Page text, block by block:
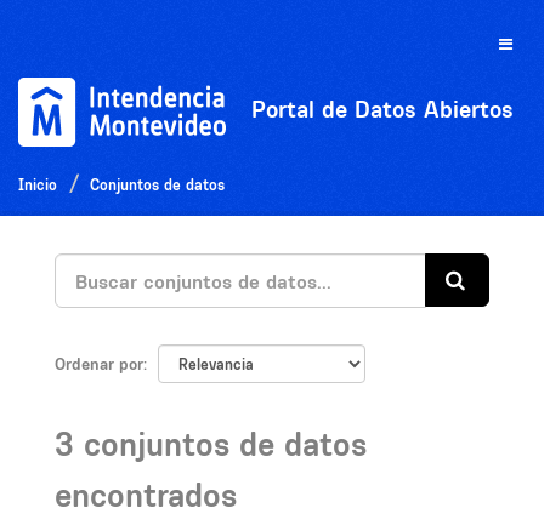
Toggle
Portal de Datos Abiertos
Inicio Conjuntos de datos
Ordenar por
3 conjuntos de datos
encontrados